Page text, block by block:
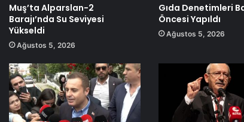
Muş’ta Alparslan-2
Barajı’nda Su Seviyesi
Yükseldi
Ağustos 5, 2026
Gıda Denetimleri
Öncesi Yapıldı
Ağustos 5, 2026